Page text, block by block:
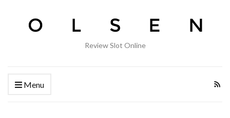
Review Slot Online
Menu